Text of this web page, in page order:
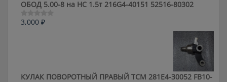
ОБОД 5.00-8 на HC 1.5т 216G4-40151 52516-80302
Оценка
3,000 ₽
КУЛАК ПОВОРОТНЫЙ ПРАВЫЙ ТСМ 281E4-30052 FB10-